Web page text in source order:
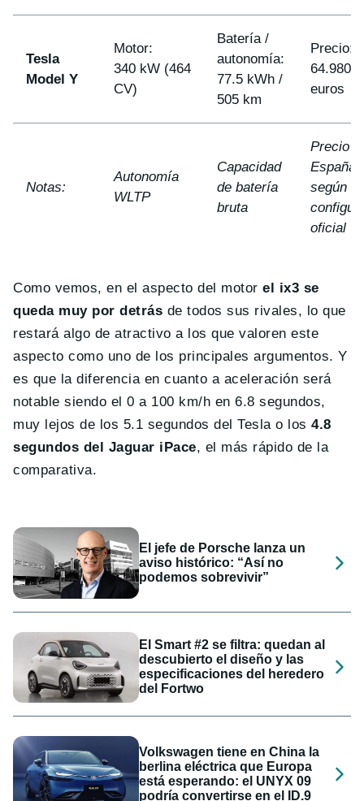
Tesla
Model Y
Motor:
340 kW (464
CV)
Batería /
autonomía:
77.5 kWh /
505 km
Precio:
64.980
euros
Notas:
Autonomía
WLTP
Capacidad
de batería
bruta
Precio
España
según
oficial
Como vemos, en el aspecto del motorel ix3 se
queda muy por detrás de todos sus rivales, lo que
restará algo de atractivo a los que valoren este
aspecto como uno de los principales argumentos. Y
es que la diferencia en cuanto a aceleración será
notable siendo el 0 a 100 km/h en 6.8 segundos,
muy lejos de los 5.1 segundos del Tesla o los4.8
segundos del Jaguar iPace, el más rápido de la
comparativa.
El jefe de Porsche lanza un
aviso histórico: “Así no
podemos sobrevivir”
El Smart #2 se filtra: quedan al
descubierto el diseño y las
especificaciones del heredero
del Fortwo
Volkswagen tiene en China la
berlina eléctrica que Europa
está esperando: el UNYX 09
podría convertirse en el ID.9